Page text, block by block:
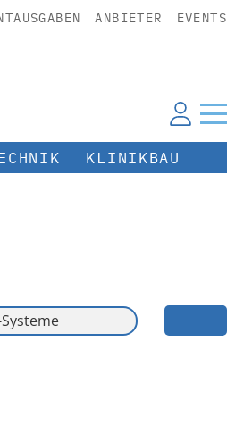
ANBIETER EVENTS
KLINIKBAU